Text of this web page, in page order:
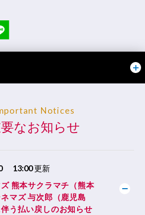
Notices
なお知らせ
13:00更新
熊本サクラマチ（熊本
マズ 与次郎（鹿児島
う払い戻しのお知らせ